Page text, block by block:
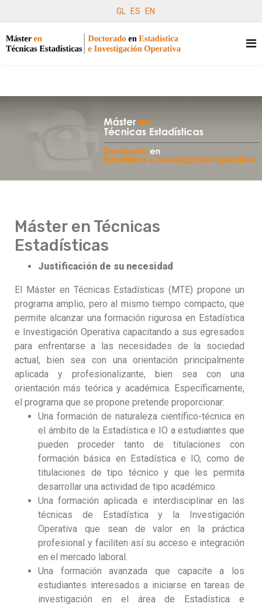
GL ES EN
Máster en Técnicas
Estadísticas
Justificación de su necesidad
El Máster en Técnicas Estadísticas (MTE) propone un
programa amplio, pero al mismo tiempo compacto, que
permite alcanzar una formación rigurosa en Estadística
e Investigación Operativa capacitando a sus egresados
para enfrentarse a las necesidades de la sociedad
actual, bien sea con una orientación principalmente
aplicada y profesionalizante, bien sea con una
orientación más teórica y académica. Específicamente,
el programa que se propone pretende proporcionar:
Una formación de naturaleza científico-técnica en
el ámbito de la Estadística e IO a estudiantes que
pueden proceder tanto de titulaciones con
formación básica en Estadística e IO, como de
titulaciones de tipo técnico y que les permita
desarrollar una actividad de tipo académico.
Una formación aplicada e interdisciplinar en las
técnicas de Estadística y la Investigación
Operativa que sean de valor en la práctica
profesional y faciliten así su acceso e integración
en el mercado laboral.
Una formación avanzada que capacite a los
estudiantes interesados a iniciarse en tareas de
investigación en el área de Estadística e